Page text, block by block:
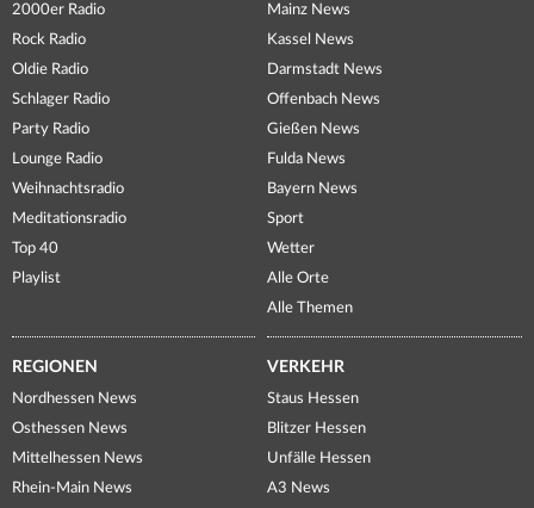
2000er Radio
Rock Radio
Oldie Radio
Schlager Radio
Party Radio
Lounge Radio
Weihnachtsradio
Meditationsradio
Top 40
Playlist
Mainz News
Kassel News
Darmstadt News
Offenbach News
Gießen News
Fulda News
Bayern News
Sport
Wetter
Alle Orte
Alle Themen
REGIONEN
Nordhessen News
Osthessen News
Mittelhessen News
Rhein-Main News
VERKEHR
Staus Hessen
Blitzer Hessen
Unfälle Hessen
A3 News